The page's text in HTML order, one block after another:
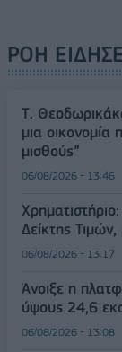
ΡΟΗ
Τ.
μια οικονομία
μισθούς”
06/08/2026 - 13:46
Δείκτης
06/08/2026 - 13:17
Άνοιξε η
ύψους 24,6
06/08/2026 - 13:08